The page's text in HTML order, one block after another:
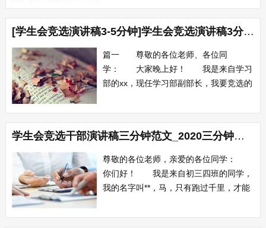
选演讲稿篇一 各位领导，老师，同学
们： 大家好，我是来自nn班的
jimmy，非常高兴也很荣幸，能站在这个
讲台上，参加我们08届的学生会竞选，我
竞选的职...
[学生会竞选演讲稿3-5分钟]学生会竞选演讲稿3分钟内
篇一 尊敬的各位老师、各位同
学： 大家晚上好！ 我是来自学习
部的xx，现任学习部副部长，我要竞选的
座的各位，正是因为你们长期以来的信
任、支持和鼓励，使我今天带着对交通系
学生会的热爱，义无返顾，信心百倍地走
上这个讲台表达我的心声。 入学前，
就在想象大学的...
学生会竞选干部演讲稿三分钟范文_2020三分钟学生会竞选演讲稿范文
尊敬的各位老师，亲爱的各位同学：
你们好！ 我是来自初三四班的同学，
我的名字叫**，马，只有跑过千里，才能
能知其是否为栋梁，我很高兴能站在那里